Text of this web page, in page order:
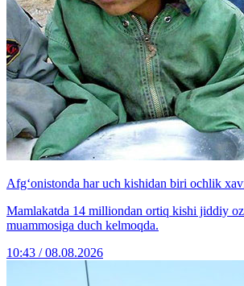
Afg‘onistonda har uch kishidan biri ochlik
Mamlakatda 14 milliondan ortiq kishi jiddiy
muammosiga duch kelmoqda.
10:43 / 08.08.2026